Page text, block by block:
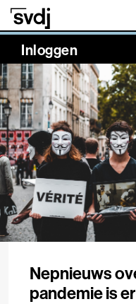
Naar hoofdinhoud
Inloggen
NaN%
Nepnieuws
pandemie is